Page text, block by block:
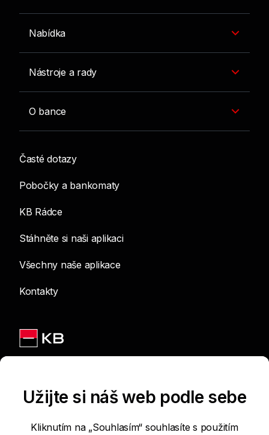
Nabídka
Nástroje a rady
O bance
Časté dotazy
Pobočky a bankomaty
KB Rádce
Stáhněte si naši aplikaci
Všechny naše aplikace
Kontakty
Užijte si náš web podle sebe
Kliknutím na „Souhlasím“ souhlasíte s použitím